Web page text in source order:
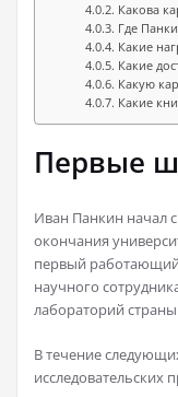
Какова
Где
Какие
Какие
Какую
Какие
Первые
Иван Панкин начал
окончания
первый работающий
научного
лабораторий
В течение
исследовательских